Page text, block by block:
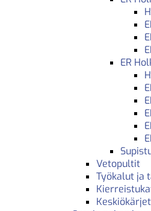
ER
Vetopultit
Työkalut ja
Keskiökärjet